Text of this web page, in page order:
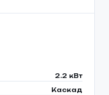
2.2 кВт
Каскад